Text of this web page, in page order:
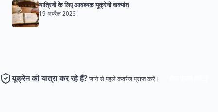
यात्रियों के लिए आवश्यक यूक्रेनी वाक्यांश
19 अप्रैल 2026
यूक्रेन की यात्रा कर रहे हैं?जाने से पहले कवरेज प्राप्त करें।